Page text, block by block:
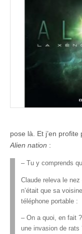
pose là. Et j’en
Alien nation :
– Tu y comprends
Claude releva le
n’était que sa
téléphone portable :
– On a quoi, en fait
une invasion de rats